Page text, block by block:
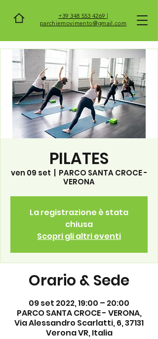
+39 348 553 4269 |
parchiemovimento@gmail.com
PILATES
ven 09 set
PARCO SANTA CROCE -
VERONA
La registrazione è stata
chiusa
Scopri gli altri eventi
Orario & Sede
09 set 2022, 19:00 – 20:00
PARCO SANTA CROCE - VERONA,
Via Alessandro Scarlatti, 6, 37131
Verona VR, Italia